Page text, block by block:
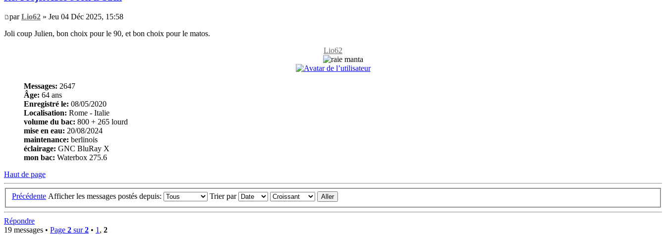
parLio62 » Jeu 04 Déc 2025, 15:58
Joli coup Julien, bon choix pour le 90, et bon choix pour le matos.
Lio62
Messages: 2647
Âge: 64 ans
Enregistré le: 08/05/2020
Localisation: Rome - Italie
volume du bac: 800 + 265 lourd
mise en eau: 20/08/2024
maintenance: berlinois
éclairage: GNC BluRay X
mon bac: Waterbox 275.6
Haut de page
Précédente Afficher les messages postés depuis: Trier par
Répondre
19 messages • Page 2 sur2 • 1, 2